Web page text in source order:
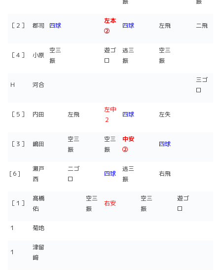
［２］ 郡司 四球
左本
②
四球 左飛 二飛
［４］ 小原
空三
振
遊ゴ
ロ
逃三
振
空三
振
Ｈ 河合
三ゴ
ロ
［５］ 内田 左飛
左中
２
四球 左失
［３］ 嶋田
空三
振
空三
振
中安
②
四球
[６]
瀬戸
西
二ゴ
ロ
四球
逃三
振
右飛
［１］
髙橋
佑
空三
振
右安
空三
振
遊ゴ
ロ
１ 菊地
１
津留
﨑